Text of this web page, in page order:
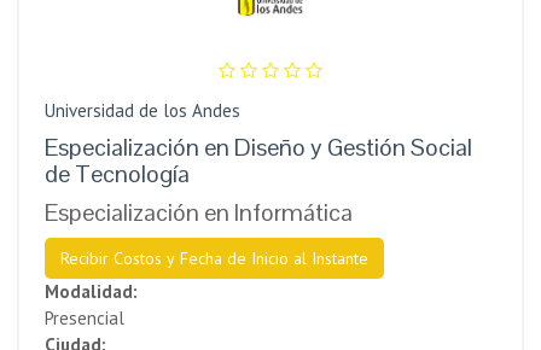
Universidad de los Andes
Especialización en Diseño y Gestión Social
de Tecnología
Especialización en Informática
Recibir Costos y Fecha de Inicio al Instante
Modalidad:
Presencial
Ciudad: